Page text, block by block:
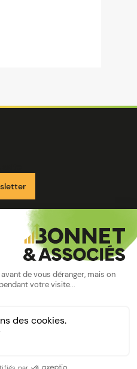
de confidentialité